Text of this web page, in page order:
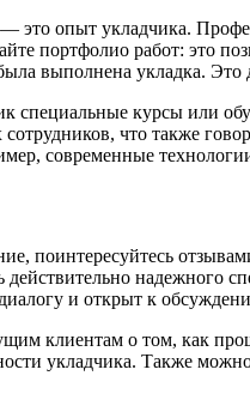
это опыт укладчика.
портфолио работ: это
выполнена укладка.
специальные курсы или
что также
современные
поинтересуйтесь
надежного
и открыт к
клиентам о том, как
укладчика. Также